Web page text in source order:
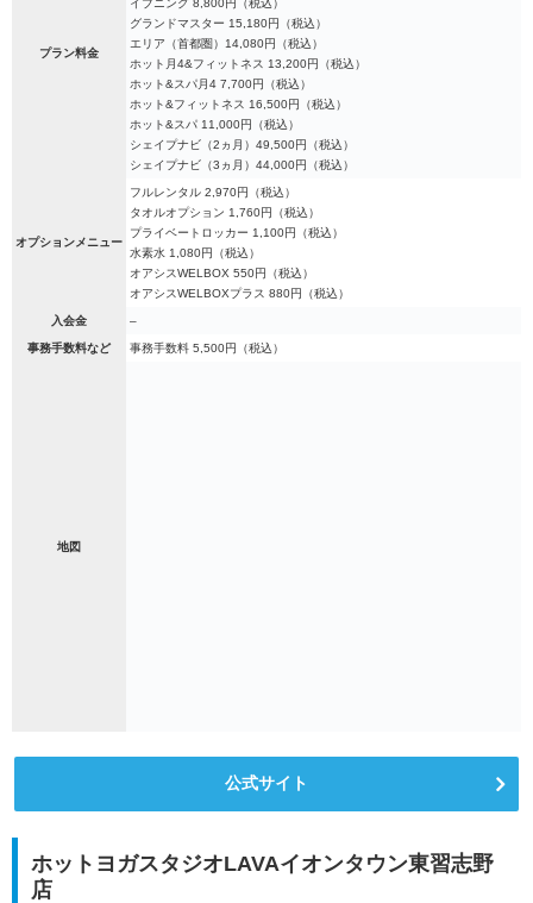
プラン料金
グランドマスター 15,180円（税込）
エリア（首都圏）14,080円（税込）
ホット月4&フィットネス 13,200円（税込）
ホット&スパ月4 7,700円（税込）
ホット&フィットネス 16,500円（税込）
ホット&スパ 11,000円（税込）
シェイプナビ（2ヵ月）49,500円（税込）
シェイプナビ（3ヵ月）44,000円（税込）
オプションメニュー
フルレンタル 2,970円（税込）
タオルオプション 1,760円（税込）
プライベートロッカー 1,100円（税込）
水素水 1,080円（税込）
オアシスWELBOX 550円（税込）
オアシスWELBOXプラス 880円（税込）
入会金 –
事務手数料など 事務手数料 5,500円（税込）
地図
公式サイト
ホットヨガスタジオLAVAイオンタウン東習志野
店